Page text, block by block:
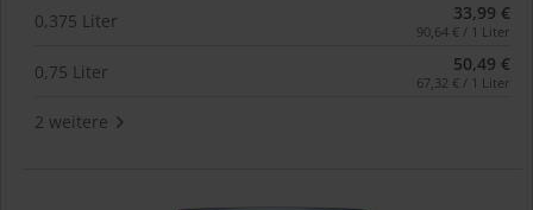
0,375 Liter 33,99 €
90,64 € / 1 Liter
0,75 Liter 50,49 €
67,32 € / 1 Liter
2 weitere